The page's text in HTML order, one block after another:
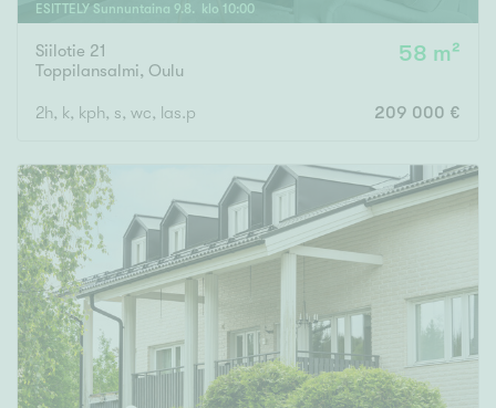
ESITTELY Sunnuntaina 9.8 . klo 10:00
Siilotie 21
Toppilansalmi, Oulu
58 m²
2h, k, kph, s, wc, las.p 209 000 €